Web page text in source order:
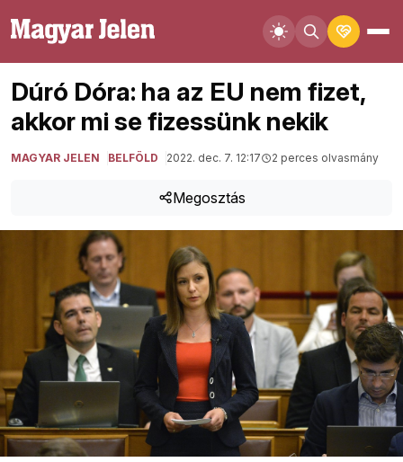
Dúró Dóra: ha az EU nem fizet,
akkor mi se fizessünk nekik
MAGYAR JELEN BELFÖLD 2022. dec. 7. 12:17 2 perces olvasmány
Megosztás